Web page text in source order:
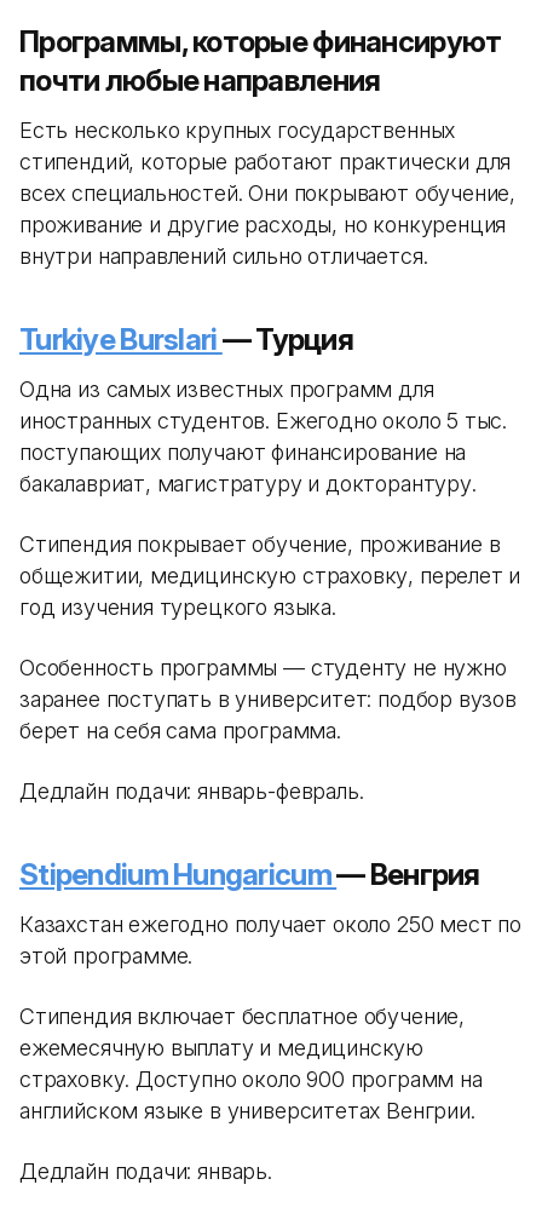
Программы, которые финансируют
почти любые направления
Есть несколько крупных государственных
стипендий, которые работают практически для
всех специальностей. Они покрывают обучение,
проживание и другие расходы, но конкуренция
внутри направлений сильно отличается.
Turkiye Burslari— Турция
Одна из самых известных программ для
иностранных студентов. Ежегодно около 5 тыс.
поступающих получают финансирование на
бакалавриат, магистратуру и докторантуру.
Стипендия покрывает обучение, проживание в
общежитии, медицинскую страховку, перелет и
год изучения турецкого языка.
Особенность программы — студенту не нужно
заранее поступать в университет: подбор вузов
берет на себя сама программа.
Дедлайн подачи: январь-февраль.
Stipendium Hungaricum— Венгрия
Казахстан ежегодно получает около 250 мест по
этой программе.
Стипендия включает бесплатное обучение,
ежемесячную выплату и медицинскую
страховку. Доступно около 900 программ на
английском языке в университетах Венгрии.
Дедлайн подачи: январь.